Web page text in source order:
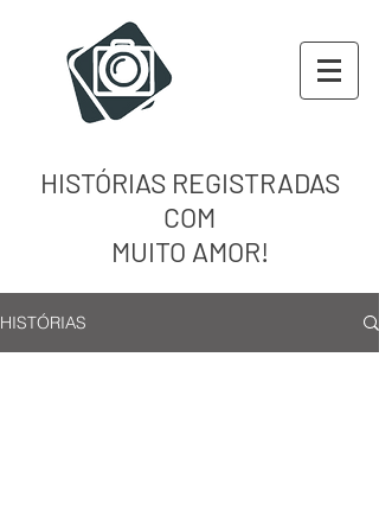
HISTÓRIAS REGISTRADAS
COM
MUITO AMOR!
HISTÓRIAS